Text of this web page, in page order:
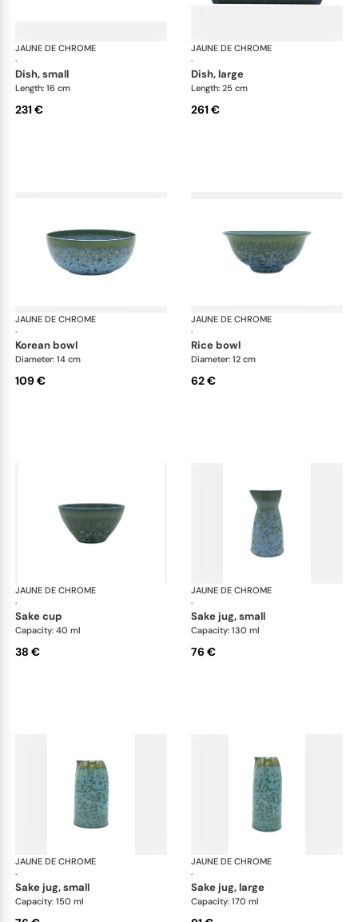
JAUNE DE CHROME
·
Nymphéa
dish, small
Length: 16 cm
231 €
JAUNE DE CHROME
·
dish, large
Length: 25 cm
261 €
JAUNE DE CHROME
·
Nymphéa
korean bowl
Diameter: 14 cm
109 €
JAUNE DE CHROME
·
rice bowl
Diameter: 12 cm
62 €
JAUNE DE CHROME
·
Nymphéa
sake cup
Capacity: 40 ml
38 €
JAUNE DE CHROME
·
sake jug, small
Capacity: 130 ml
76 €
JAUNE DE CHROME
·
Nymphéa
sake jug, small
Capacity: 150 ml
JAUNE DE CHROME
·
sake jug, large
Capacity: 170 ml